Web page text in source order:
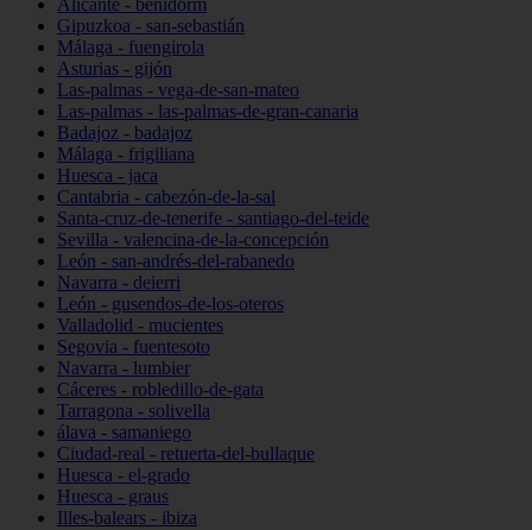
Alicante - benidorm
Gipuzkoa - san-sebastián
Málaga - fuengirola
Asturias - gijón
Las-palmas - vega-de-san-mateo
Las-palmas - las-palmas-de-gran-canaria
Badajoz - badajoz
Málaga - frigiliana
Huesca - jaca
Cantabria - cabezón-de-la-sal
Santa-cruz-de-tenerife - santiago-del-teide
Sevilla - valencina-de-la-concepción
León - san-andrés-del-rabanedo
Navarra - deierri
León - gusendos-de-los-oteros
Valladolid - mucientes
Segovia - fuentesoto
Navarra - lumbier
Cáceres - robledillo-de-gata
Tarragona - solivella
álava - samaniego
Ciudad-real - retuerta-del-bullaque
Huesca - el-grado
Huesca - graus
Illes-balears - ibiza